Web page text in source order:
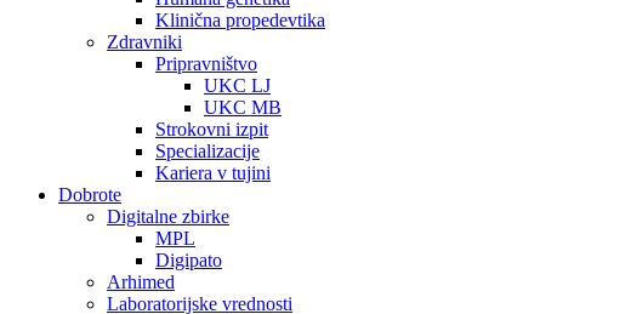
Klinična propedevtika
Zdravniki
Pripravništvo
UKC LJ
UKC MB
Strokovni izpit
Specializacije
Kariera v tujini
Dobrote
Digitalne zbirke
MPL
Digipato
Arhimed
Laboratorijske vrednosti